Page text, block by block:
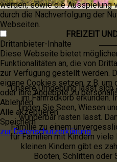
FREIZEIT
Unsere Umgebung lässt
im Fahrradkorb erkunden.
finden Sie Seen, Wiesen
wunderbar rasten lässt.
Familie zu einem
für Familien mit Kindern viele
kleinen Kindern gibt es
Booten, Schlitten oder
werden, sowie die Ausspielung
durch die Nachverfolgung der
Webseiten.
Drittanbieter-Inhalte
Diese Webseite bietet
Funktionalitäten an, die von
zur Verfügung gestellt werden.
eigene Cookies setzen, z.B.
oder ihre Angebote zu
Ablehnen
Alle akzeptieren
Speichern
zur Datenschutzerklärung